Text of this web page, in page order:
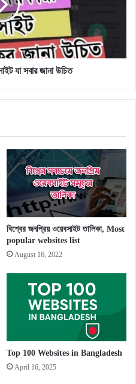
যা সবার জানা উচিত
বিশ্বের জনপ্রিয় ওয়েবসাইট তালিকা, Most
popular websites list
August 16, 2022
Top 100 Websites in Bangladesh
April 16, 2025